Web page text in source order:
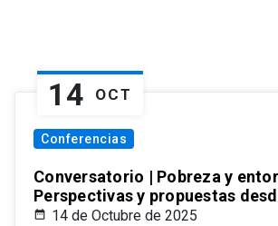
14 OCT
Conferencias
Conversatorio | Pobreza y
Perspectivas y propuestas
14 de Octubre de 2025